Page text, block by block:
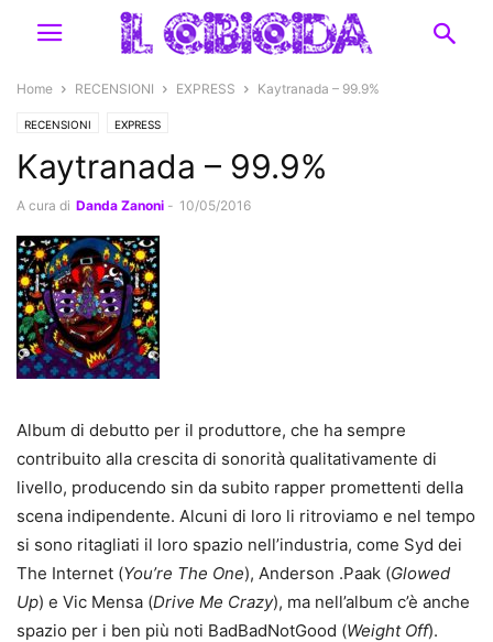
Home RECENSIONI EXPRESS Kaytranada – 99.9%
RECENSIONI EXPRESS
Kaytranada – 99.9%
A cura di Danda Zanoni - 10/05/2016
Album di debutto per il produttore, che ha sempre
contribuito alla crescita di sonorità qualitativamente di
livello, producendo sin da subito rapper promettenti della
scena indipendente. Alcuni di loro li ritroviamo e nel tempo
si sono ritagliati il loro spazio nell’industria, come Syd dei
The Internet (You’re The One), Anderson .Paak (Glowed
Up) e Vic Mensa (Drive Me Crazy), ma nell’album c’è anche
spazio per i ben più noti BadBadNotGood (Weight Off).